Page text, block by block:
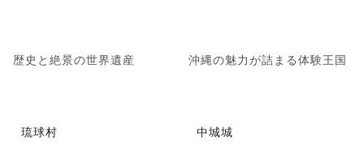
歴史と絶景の世界遺産 沖縄の魅力が詰まる体験王国
琉球村 中城城